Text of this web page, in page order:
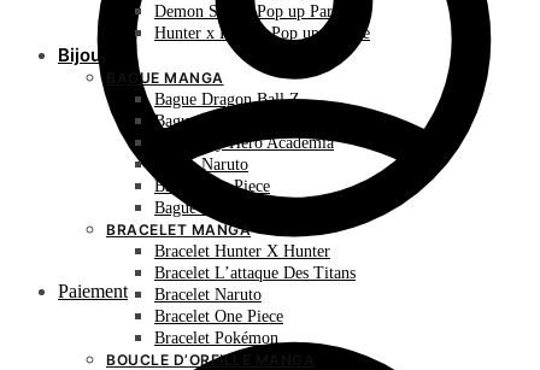
Paiement
Demon Slayer Pop up Parade
Hunter x Hunter Pop up Parade
Bijoux
BAGUE MANGA
Bague Dragon Ball Z
Bague Hunter X Hunter
Bague My Hero Academia
Bague Naruto
Bague One Piece
Bague Pokémon
BRACELET MANGA
Bracelet Hunter X Hunter
Bracelet L’attaque Des Titans
Bracelet Naruto
Bracelet One Piece
Bracelet Pokémon
BOUCLE D’OREILLE MANGA